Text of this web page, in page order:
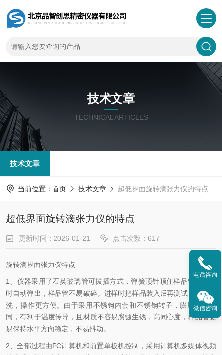
技术文章
TECHNICAL ARTICLES
技术文章
当前位置： 首页 技术文章 超低界面旋转滴张力仪的特点
超低界面旋转滴张力仪的特点
更新时间：2026-01-21 点击次数：617
旋转滴界面张力仪特点
1、仪器采用了石英玻璃管可拔插方式，弹簧顶针顶住样品管，取出
时自动弹出，样品管不易破碎。进样时把样品装入后再测试，更易清
洗，操作更方便。由于采用不锈钢内套和不锈钢转子，膨胀系数趋
同，有利于温度传导，且材质不容易腐蚀生锈，高同心度，样品管更
易保持水平方向稳定，不易抖动。
2、全部过程由PC计算机和前置单板机控制，采用计算机多媒体视频
电话咨询
微信咨询